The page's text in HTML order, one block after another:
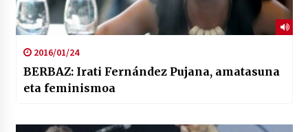
2016/01/24
BERBAZ: Irati Fernández Pujana, amatasuna
eta feminismoa